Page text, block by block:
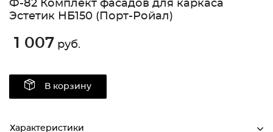
Ф-82 Комплект фасадов для каркаса
Эстетик НБ150 (Порт-Ройал)
1 007 руб.
В корзину
Характеристики